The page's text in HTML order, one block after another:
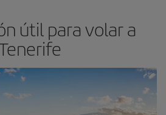
útil para volar a